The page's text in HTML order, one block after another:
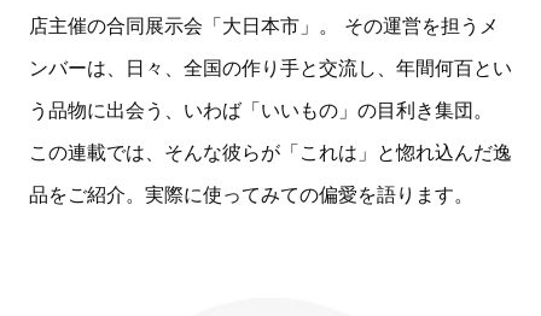
店主催の合同展示会「大日本市」。 その運営を担うメ
ンバーは、日々、全国の作り手と交流し、年間何百とい
う品物に出会う、いわば「いいもの」の目利き集団。
この連載では、そんな彼らが「これは」と惚れ込んだ逸
品をご紹介。実際に使ってみての偏愛を語ります。